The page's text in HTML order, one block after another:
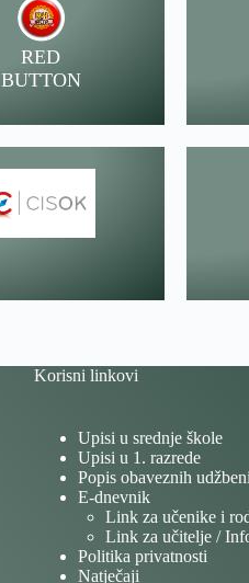
RED
BUTTON
Korisni linkovi
Upisi u srednje škole
Upisi u 1. razrede
Popis obaveznih
E-dnevnik
Link za učenike i
Link za učitelje /
Politika privatnosti
Natječaji